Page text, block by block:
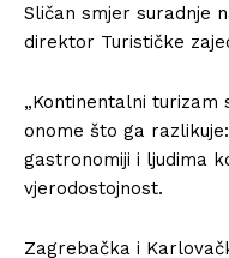
Sličan smjer suradnje
direktor Turističke
„Kontinentalni turizam
onome što ga
gastronomiji i ljudima
vjerodostojnost.
Zagrebačka i